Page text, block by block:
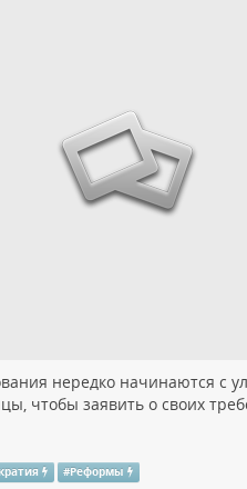
нередко начинаются с
чтобы заявить о своих
#Реформы